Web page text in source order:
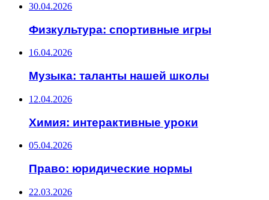
30.04.2026
Физкультура: спортивные игры
16.04.2026
Музыка: таланты нашей школы
12.04.2026
Химия: интерактивные уроки
05.04.2026
Право: юридические нормы
22.03.2026